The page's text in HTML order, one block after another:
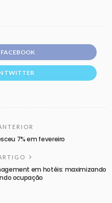
TWITTER
7% em fevereiro
em hotéis: maximizando
ocupação